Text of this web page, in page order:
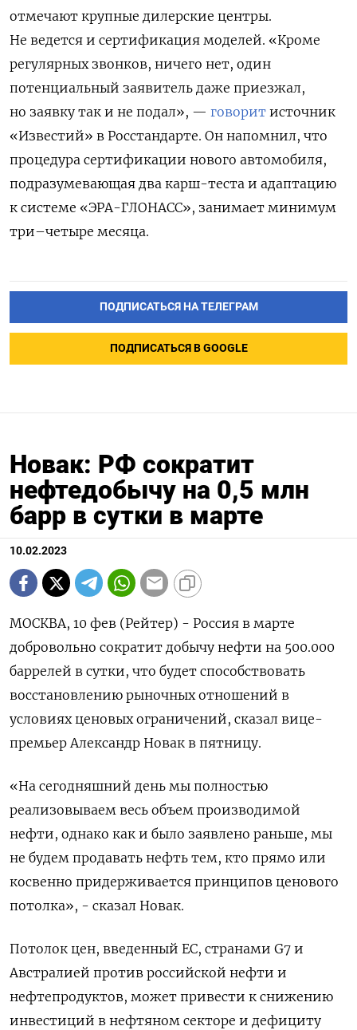
отмечают крупные дилерские центры.
Не ведется и сертификация моделей. «Кроме
регулярных звонков, ничего нет, один
потенциальный заявитель даже приезжал,
но заявку так и не подал», — говорит источник
«Известий» в Росстандарте. Он напомнил, что
процедура сертификации нового автомобиля,
подразумевающая два карш-теста и адаптацию
к системе «ЭРА-ГЛОНАСС», занимает минимум
три–четыре месяца.
ПОДПИСАТЬСЯ НА ТЕЛЕГРАМ
ПОДПИСАТЬСЯ В GOOGLE
Новак: РФ сократит
нефтедобычу на 0,5 млн
барр в сутки в марте
10.02.2023
МОСКВА, 10 фев (Рейтер) - Россия в марте
добровольно сократит добычу нефти на 500.000
баррелей в сутки, что будет способствовать
восстановлению рыночных отношений в
условиях ценовых ограничений, сказал вице-
премьер Александр Новак в пятницу.
«На сегодняшний день мы полностью
реализовываем весь объем производимой
нефти, однако как и было заявлено раньше, мы
не будем продавать нефть тем, кто прямо или
косвенно придерживается принципов ценового
потолка», - сказал Новак.
Потолок цен, введенный ЕС, странами G7 и
Австралией против российской нефти и
нефтепродуктов, может привести к снижению
инвестиций в нефтяном секторе и дефициту